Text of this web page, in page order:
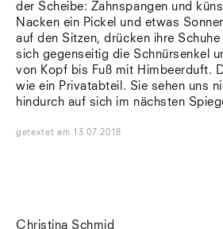
der Scheibe: Zahnspangen und
Nacken ein Pickel und etwas
auf den Sitzen, drücken ihre
sich gegenseitig die Schnürsenkel
von Kopf bis Fuß mit Himbeerduft.
wie ein Privatabteil. Sie sehen uns
hindurch auf sich im nächsten
getextet am 13.07.2018
Christina Schmid